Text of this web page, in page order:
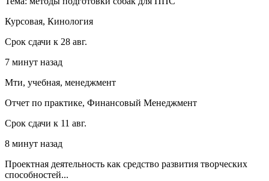
Курсовая, Кинология
Срок сдачи к 28 авг.
7 минут назад
Мти, учебная, менеджмент
Отчет по практике, Финансовый Менеджмент
Срок сдачи к 11 авг.
8 минут назад
Проектная деятельность как средство развития творческих
способностей...